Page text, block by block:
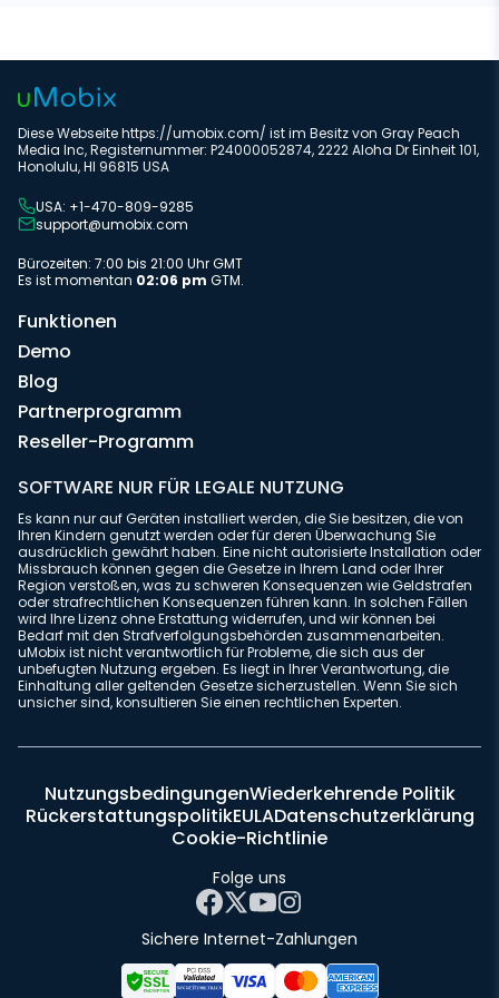
Diese Webseite https://umobix.com/ ist im Besitz von Gray Peach
Media Inc, Registernummer: P24000052874, 2222 Aloha Dr Einheit 101,
Honolulu, HI 96815 USA
USA: +1-470-809-9285
support@umobix.com
Bürozeiten: 7:00 bis 21:00 Uhr GMT
Es ist momentan 02:06 pm GTM.
Funktionen
Demo
Blog
Partnerprogramm
Reseller-Programm
SOFTWARE NUR FÜR LEGALE NUTZUNG
Es kann nur auf Geräten installiert werden, die Sie besitzen, die von
Ihren Kindern genutzt werden oder für deren Überwachung Sie
ausdrücklich gewährt haben. Eine nicht autorisierte Installation oder
Missbrauch können gegen die Gesetze in Ihrem Land oder Ihrer
Region verstoßen, was zu schweren Konsequenzen wie Geldstrafen
oder strafrechtlichen Konsequenzen führen kann. In solchen Fällen
wird Ihre Lizenz ohne Erstattung widerrufen, und wir können bei
Bedarf mit den Strafverfolgungsbehörden zusammenarbeiten.
uMobix ist nicht verantwortlich für Probleme, die sich aus der
unbefugten Nutzung ergeben. Es liegt in Ihrer Verantwortung, die
Einhaltung aller geltenden Gesetze sicherzustellen. Wenn Sie sich
unsicher sind, konsultieren Sie einen rechtlichen Experten.
NutzungsbedingungenWiederkehrende Politik
RückerstattungspolitikEULADatenschutzerklärung
Cookie-Richtlinie
Folge uns
Sichere Internet-Zahlungen